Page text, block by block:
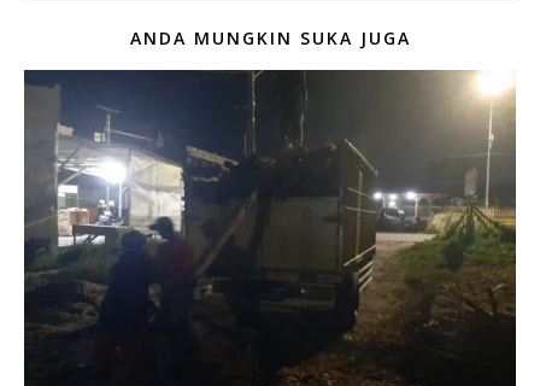
ANDA MUNGKIN SUKA JUGA